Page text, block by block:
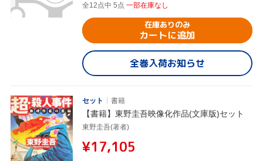
全12点中 5点 一部在庫なし
在庫ありのみ
カートに追加
全巻入荷お知らせ
セット 書籍
【書籍】東野圭吾映像化作品(文庫版)セット
東野圭吾(著者)
¥17,105